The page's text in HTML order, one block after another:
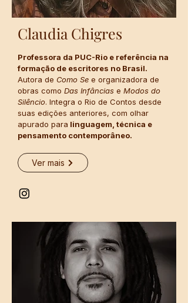
Claudia Chigres
Professora da PUC-Rio e referência na
formação de escritores no Brasil.
Autora de Como Se e organizadora de
obras como Das Infâncias e Modos do
Silêncio. Integra o Rio de Contos desde
suas edições anteriores, com olhar
apurado para linguagem, técnica e
pensamento contemporâneo.
Ver mais